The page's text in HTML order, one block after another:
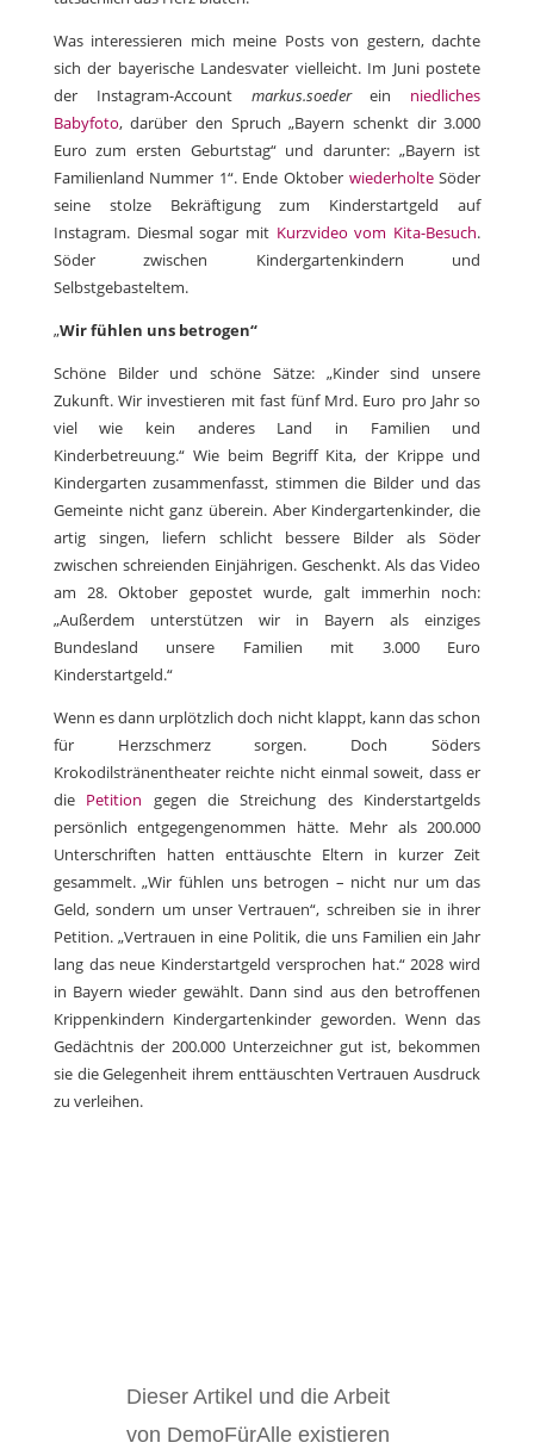
Was interessieren mich meine Posts von gestern, dachte
sich der bayerische Landesvater vielleicht. Im Juni postete
der Instagram-Account markus.soederein niedliches
Babyfoto, darüber den Spruch „Bayern schenkt dir 3.000
Euro zum ersten Geburtstag“ und darunter: „Bayern ist
Familienland Nummer 1“. Ende Oktober wiederholteSöder
seine stolze Bekräftigung zum Kinderstartgeld auf
Instagram. Diesmal sogar mit Kurzvideo vom Kita-Besuch.
Söder zwischen Kindergartenkindern und
Selbstgebasteltem.
„Wir fühlen uns betrogen“
Schöne Bilder und schöne Sätze: „Kinder sind unsere
Zukunft. Wir investieren mit fast fünf Mrd. Euro pro Jahr so
viel wie kein anderes Land in Familien und
Kinderbetreuung.“ Wie beim Begriff Kita, der Krippe und
Kindergarten zusammenfasst, stimmen die Bilder und das
Gemeinte nicht ganz überein. Aber Kindergartenkinder, die
artig singen, liefern schlicht bessere Bilder als Söder
zwischen schreienden Einjährigen. Geschenkt. Als das Video
am 28. Oktober gepostet wurde, galt immerhin noch:
„Außerdem unterstützen wir in Bayern als einziges
Bundesland unsere Familien mit 3.000 Euro
Kinderstartgeld.“
Wenn es dann urplötzlich doch nicht klappt, kann das schon
für Herzschmerz sorgen. Doch Söders
Krokodilstränentheater reichte nicht einmal soweit, dass er
die Petition gegen die Streichung des Kinderstartgelds
persönlich entgegengenommen hätte. Mehr als 200.000
Unterschriften hatten enttäuschte Eltern in kurzer Zeit
gesammelt. „Wir fühlen uns betrogen – nicht nur um das
Geld, sondern um unser Vertrauen“, schreiben sie in ihrer
Petition. „Vertrauen in eine Politik, die uns Familien ein Jahr
lang das neue Kinderstartgeld versprochen hat.“ 2028 wird
in Bayern wieder gewählt. Dann sind aus den betroffenen
Krippenkindern Kindergartenkinder geworden. Wenn das
Gedächtnis der 200.000 Unterzeichner gut ist, bekommen
sie die Gelegenheit ihrem enttäuschten Vertrauen Ausdruck
zu verleihen.
Dieser Artikel und die Arbeit
von DemoFürAlle existieren